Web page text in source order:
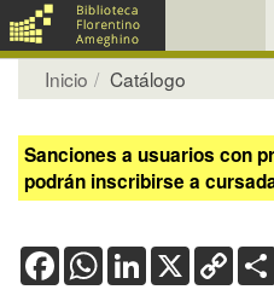
Inicio Catálogo
Sanciones a usuarios con
podrán inscribirse a
FacebookWhatsApp
LinkedIn
X
Link